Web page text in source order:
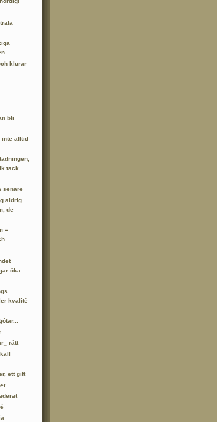
klurar
bli
inte alltid
tack
senare
aldrig
de
=
öka
kvalité
rätt
ett gift